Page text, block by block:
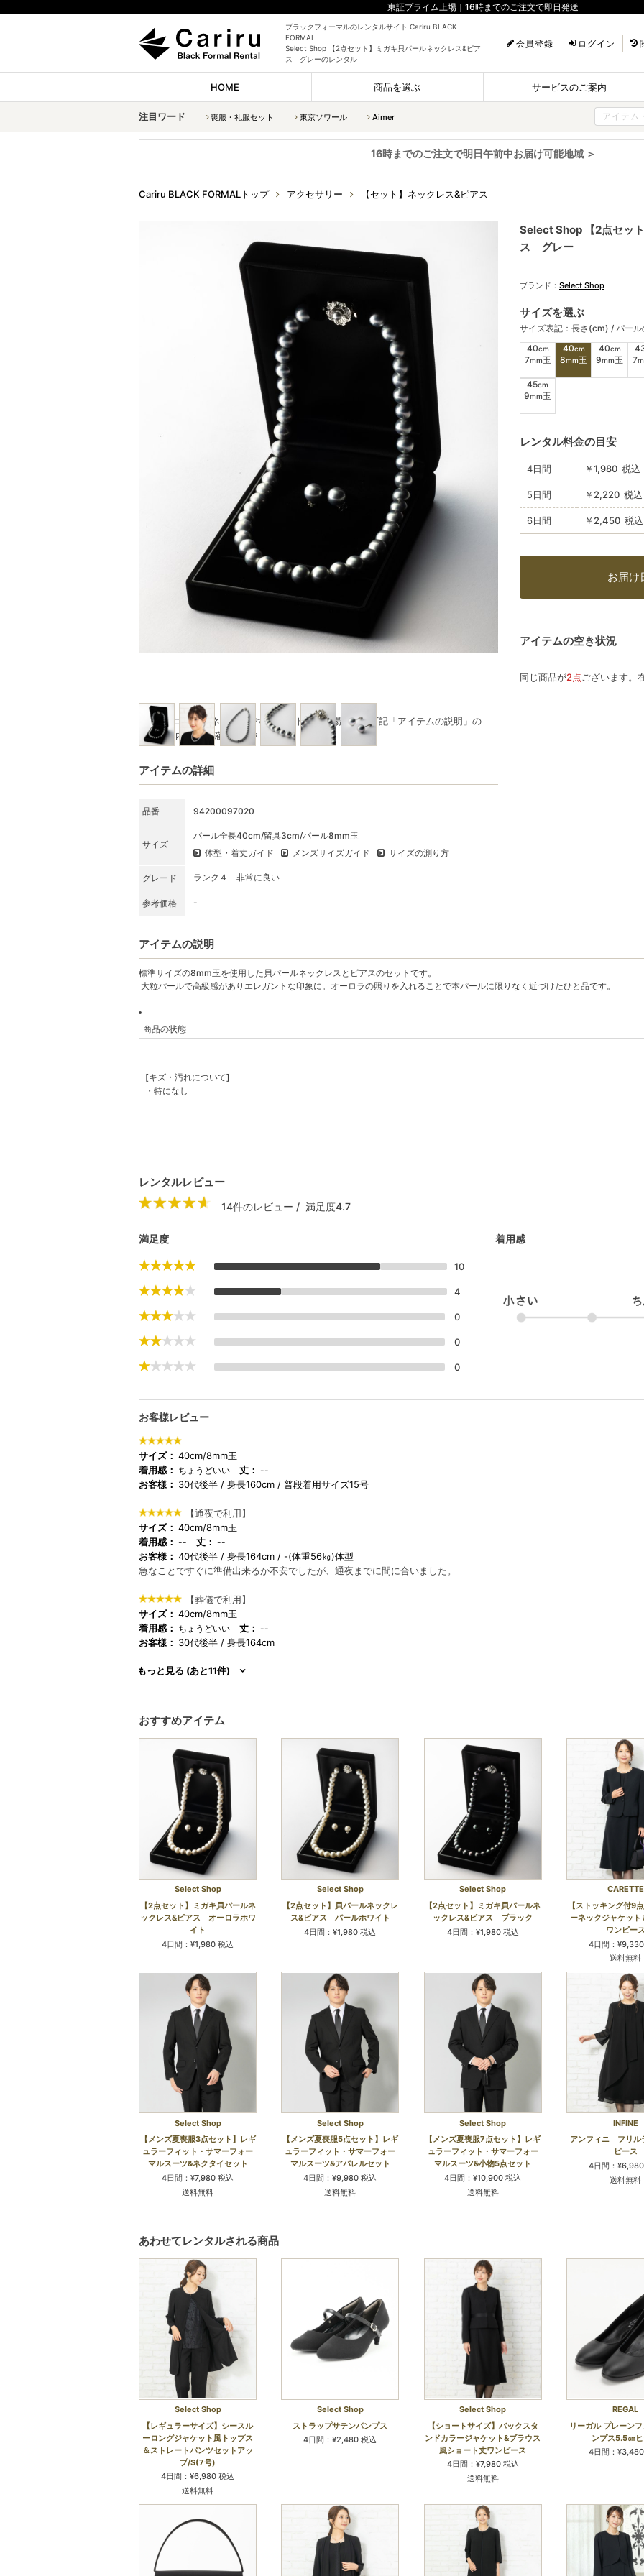
東証プライム上場｜16時までのご注文で即日発送
ブラックフォーマルのレンタルサイト Cariru BLACK
FORMAL
Select Shop 【2点セット】ミガキ貝パールネックレス&ピア
ス グレーのレンタル
会員登録 ログイン
HOME 商品を選ぶ サービスのご案内
注目ワード 喪服・礼服セット 東京ソワール Aimer
16時までのご注文で明日午前中お届け可能地域 ＞
Cariru BLACK FORMALトップ アクセサリー 【セット】ネックレス&ピアス
※写真はコーディネート例です。セット商品の場合は、下記「アイテムの説明」の
★SET内容をご確認ください
アイテムの詳細
品番 94200097020
サイズ
パール全長40cm/留具3cm/パール8mm玉
体型・着丈ガイド
メンズサイズガイド サイズの測り方
グレード ランク４ 非常に良い
参考価格 -
Select Shop 【2点セッ
ス グレー
ブランド： Select Shop
サイズを選ぶ
サイズ表記：長さ(cm) / パー
40cm
7mm玉
40cm
8mm玉
40cm
9mm玉
7
45cm
9mm玉
レンタル料金の目安
4日間 ￥1,980 税
5日間 ￥2,220 税
6日間 ￥2,450 税
お届け
アイテムの空き状況
同じ商品が2点 ございます。
アイテムの説明
標準サイズの8mm玉を使用した貝パールネックレスとピアスのセットです。
大粒パールで高級感がありエレガントな印象に。オーロラの照りを入れることで本パールに限りなく近づけたひと品です。
商品の状態
[キズ・汚れについて]
・特になし
レンタルレビュー
14件のレビュー / 満足度4.7
満足度
10
4
0
0
0
着用感
お客様レビュー
サイズ： 40cm/8mm玉
着用感： ちょうどいい 丈： --
お客様： 30代後半 身長160cm 普段着用サイズ15号
【通夜で利用】
サイズ： 40cm/8mm玉
着用感： -- 丈： --
お客様： 40代後半 身長164cm
-(体重56㎏)体型
急なことですぐに準備出来るか不安でしたが、通夜までに間に合いました。
【葬儀で利用】
サイズ： 40cm/8mm玉
着用感： ちょうどいい 丈： --
お客様： 30代後半 身長164cm
もっと見る (あと11件)
おすすめアイテム
Select Shop
【2点セット】ミガキ貝パールネ
ックレス&ピアス オーロラホワ
イト
4日間：¥1,980 税込
Select Shop
【2点セット】貝パールネックレ
ス&ピアス パールホワイト
4日間：¥1,980 税込
Select Shop
【2点セット】ミガキ貝パールネ
ックレス&ピアス ブラック
4日間：¥1,980 税込
CARETTE
【ストッキング付9
ーネックジャケット
ワンピー
4日間：
送料無料
Select Shop
【メンズ夏喪服3点セット】レギ
ュラーフィット・サマーフォー
マルスーツ&ネクタイセット
4日間：¥7,980 税込
送料無料
Select Shop
【メンズ夏喪服5点セット】レギ
ュラーフィット・サマーフォー
マルスーツ&アパレルセット
4日間：¥9,980 税込
送料無料
Select Shop
【メンズ夏喪服7点セット】レギ
ュラーフィット・サマーフォー
マルスーツ&小物5点セット
4日間：¥10,900 税込
送料無料
INFINE
アンフィニ フリル
ピース
4日間：
送料無料
あわせてレンタルされる商品
Select Shop
【レギュラーサイズ】シースル
ーロングジャケット風トップス
＆ストレートパンツセットアッ
プ/S(7号)
4日間：¥6,980 税込
送料無料
Select Shop
ストラップサテンパンプス
4日間：¥2,480 税込
Select Shop
【ショートサイズ】バックスタ
ンドカラージャケット&ブラウス
風ショート丈ワンピース
4日間：¥7,980 税込
送料無料
REGAL
リーガル プレーン
ンプス5.5㎝
4日間：